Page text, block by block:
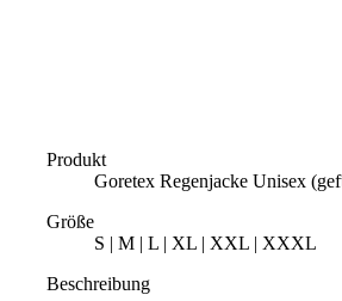
Produkt
Goretex Regenjacke Unisex
Größe
S | M | L | XL | XXL | XXXL
Beschreibung